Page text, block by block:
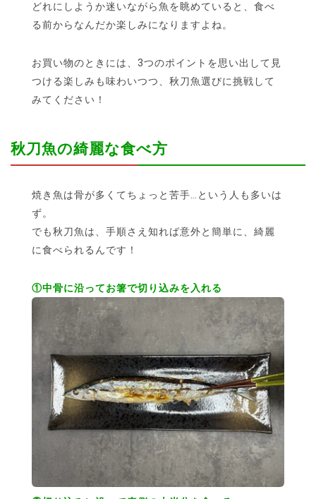
どれにしようか迷いながら魚を眺めていると、食べ
る前からなんだか楽しみになりますよね。
お買い物のときには、3つのポイントを思い出して見
つける楽しみも味わいつつ、秋刀魚選びに挑戦して
みてください！
秋刀魚の綺麗な食べ方
焼き魚は骨が多くてちょっと苦手…という人も多いは
ず。
でも秋刀魚は、手順さえ知れば意外と簡単に、綺麗
に食べられるんです！
①中骨に沿ってお箸で切り込みを入れる